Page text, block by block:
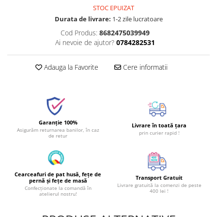
STOC EPUIZAT
Durata de livrare: 1-2 zile lucratoare
Cod Produs: 8682475039949
Ai nevoie de ajutor? 0784282531
Adauga la Favorite Cere informatii
Garanție 100%
Asigurăm returnarea banilor, în caz
de retur
Livrare în toată țara
prin curier rapid !
Cearceafuri de pat husă, fețe de
pernă și fețe de masă
Confecționate la comandă în
atelierul nostru!
Transport Gratuit
Livrare gratuită la comenzi de peste
400 lei !